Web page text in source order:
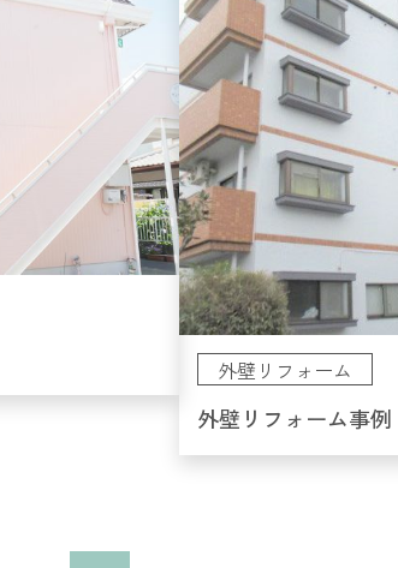
外壁リフォーム
外壁リフォーム事例